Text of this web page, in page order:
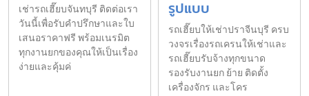
เช่ารถเฮี๊ยบจันทบุรี ติดต่อเรา
วันนี้เพื่อรับคำปรึกษาและใบ
เสนอราคาฟรี พร้อมเนรมิต
ทุกงานยกของคุณให้เป็นเรื่อง
ง่ายและคุ้มค่
รูปแบบ
รถเฮี๊ยบให้เช่าปราจีนบุรี ครบ
วงจรเรื่องรถเครนให้เช่าและ
รถเฮี๊ยบรับจ้างทุกขนาด
รองรับงานยก ย้าย ติดตั้ง
เครื่องจักร และโคร